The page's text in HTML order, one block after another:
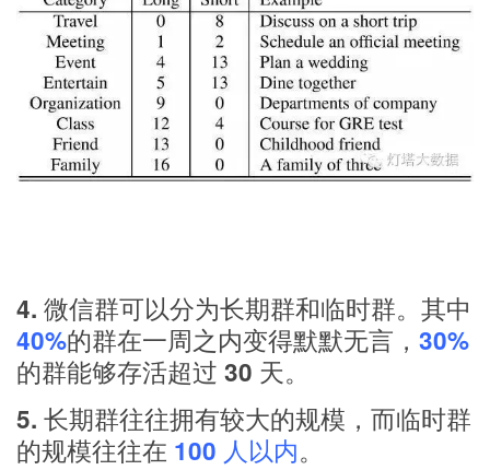
4. 微信群可以分为长期群和临时群。其中
40%的群在一周之内变得默默无言， 30%
的群能够存活超过 30 天。
5. 长期群往往拥有较大的规模，而临时群
的规模往往在 100 人以内。